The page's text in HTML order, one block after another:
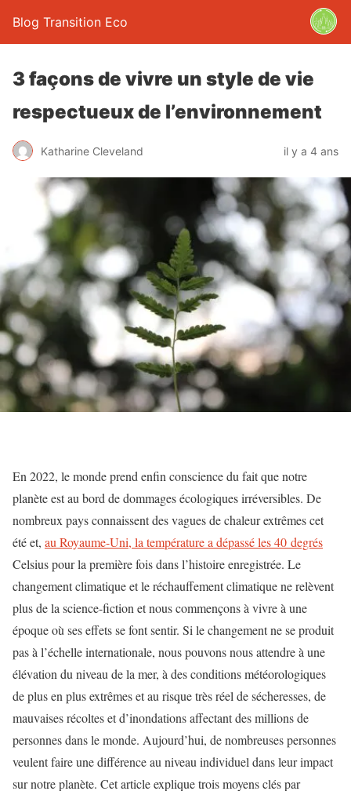
Blog Transition Eco
3 façons de vivre un style de vie
respectueux de l’environnement
Katharine Cleveland il y a 4 ans
En 2022, le monde prend enfin conscience du fait que notre
planète est au bord de dommages écologiques irréversibles. De
nombreux pays connaissent des vagues de chaleur extrêmes cet
été et, au Royaume-Uni, la température a dépassé les 40 degrés
Celsiuspour la première fois dans l’histoire enregistrée. Le
changement climatique et le réchauffement climatique ne relèvent
plus de la science-fiction et nous commençons à vivre à une
époque où ses effets se font sentir. Si le changement ne se produit
pas à l’échelle internationale, nous pouvons nous attendre à une
élévation du niveau de la mer, à des conditions météorologiques
de plus en plus extrêmes et au risque très réel de sécheresses, de
mauvaises récoltes et d’inondations affectant des millions de
personnes dans le monde. Aujourd’hui, de nombreuses personnes
veulent faire une différence au niveau individuel dans leur impact
sur notre planète. Cet article explique trois moyens clés par